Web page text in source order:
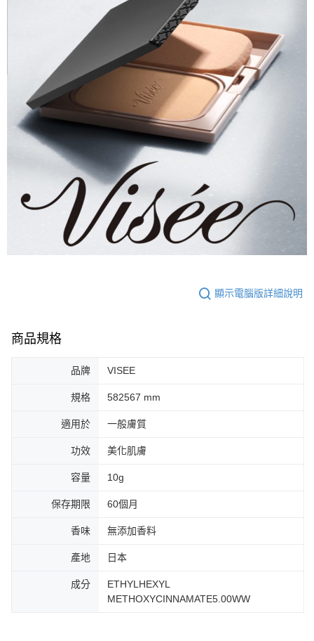
顯示電腦版詳細說明
商品規格
品牌 VISEE
規格 582567 mm
適用於 一般膚質
功效 美化肌膚
容量 10g
保存期限 60個月
香味 無添加香料
產地 日本
成分
ETHYLHEXYL
METHOXYCINNAMATE5.00WW